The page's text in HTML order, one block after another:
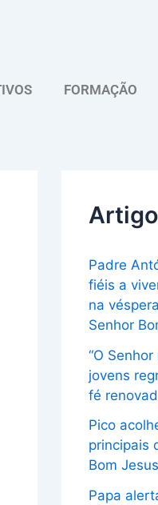
FORMAÇÃO
Padre
fiéis a
na
Senhor
“O
jovens
fé
Pico
principais
Bom Jesus
Papa
u